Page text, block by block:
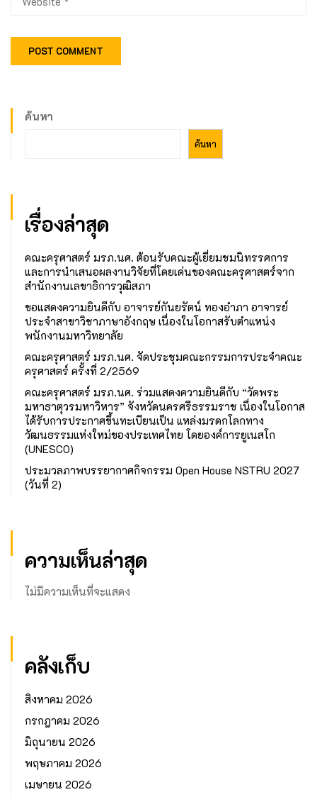
ค้นหา
ค้นหา
เรื่องล่าสุด
คณะครุศาสตร์ มรภ.นศ. ต้อนรับคณะผู้เยี่ยมชมนิทรรศการ
และการนำเสนอผลงานวิจัยที่โดยเด่นของคณะครุศาสตร์จาก
สำนักงานเลขาธิการวุฒิสภา
ขอแสดงความยินดีกับ อาจารย์กันยรัตน์ ทองอำภา อาจารย์
ประจำสาขาวิชาภาษาอังกฤษ เนื่องในโอกาสรับตำแหน่ง
พนักงานมหาวิทยาลัย
คณะครุศาสตร์ มรภ.นศ. จัดประชุมคณะกรรมการประจำคณะ
ครุศาสตร์ ครั้งที่ 2/2569
คณะครุศาสตร์ มรภ.นศ. ร่วมแสดงความยินดีกับ “วัดพระ
มหาธาตุวรมหาวิหาร” จังหวัดนครศรีธรรมราช เนื่องในโอกาส
ได้รับการประกาศขึ้นทะเบียนเป็น แหล่งมรดกโลกทาง
วัฒนธรรมแห่งใหม่ของประเทศไทย โดยองค์การยูเนสโก
(UNESCO)
ประมวลภาพบรรยากาศกิจกรรม Open House NSTRU 2027
(วันที่ 2)
ความเห็นล่าสุด
ไม่มีความเห็นที่จะแสดง
คลังเก็บ
สิงหาคม 2026
กรกฎาคม 2026
มิถุนายน 2026
พฤษภาคม 2026
เมษายน 2026